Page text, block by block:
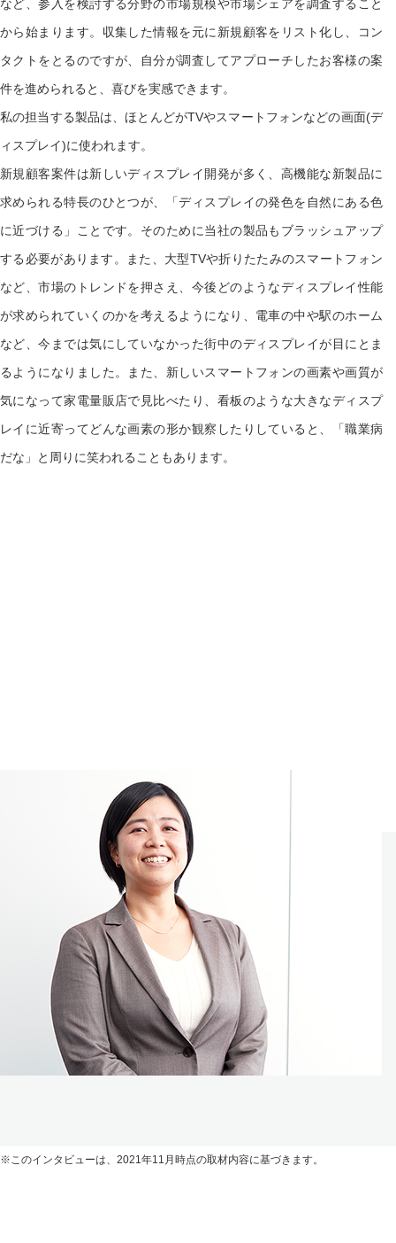
など、参入を検討する分野の市場規模や市場シェアを調査すること
から始まります。収集した情報を元に新規顧客をリスト化し、コン
タクトをとるのですが、自分が調査してアプローチしたお客様の案
件を進められると、喜びを実感できます。
私の担当する製品は、ほとんどがTVやスマートフォンなどの画面(デ
ィスプレイ)に使われます。
新規顧客案件は新しいディスプレイ開発が多く、高機能な新製品に
求められる特長のひとつが、「ディスプレイの発色を自然にある色
に近づける」ことです。そのために当社の製品もブラッシュアップ
する必要があります。また、大型TVや折りたたみのスマートフォン
など、市場のトレンドを押さえ、今後どのようなディスプレイ性能
が求められていくのかを考えるようになり、電車の中や駅のホーム
など、今までは気にしていなかった街中のディスプレイが目にとま
るようになりました。また、新しいスマートフォンの画素や画質が
気になって家電量販店で見比べたり、看板のような大きなディスプ
レイに近寄ってどんな画素の形か観察したりしていると、「職業病
だな」と周りに笑われることもあります。
※このインタビューは、2021年11月時点の取材内容に基づきます。